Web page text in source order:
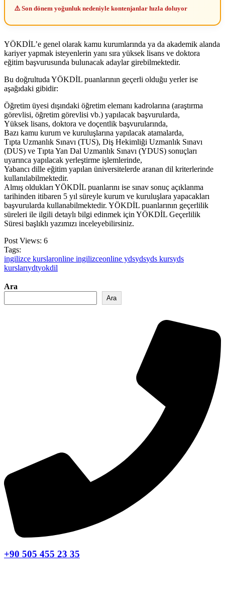
⚠️ Son dönem yoğunluk nedeniyle kontenjanlar hızla doluyor
YÖKDİL’e genel olarak kamu kurumlarında ya da akademik alanda
kariyer yapmak isteyenlerin yanı sıra yüksek lisans ve doktora
eğitim başvurusunda bulunacak adaylar girebilmektedir.
Bu doğrultuda YÖKDİL puanlarının geçerli olduğu yerler ise
aşağıdaki gibidir:
Öğretim üyesi dışındaki öğretim elemanı kadrolarına (araştırma
görevlisi, öğretim görevlisi vb.) yapılacak başvurularda,
Yüksek lisans, doktora ve doçentlik başvurularında,
Bazı kamu kurum ve kuruluşlarına yapılacak atamalarda,
Tıpta Uzmanlık Sınavı (TUS), Diş Hekimliği Uzmanlık Sınavı
(DUS) ve Tıpta Yan Dal Uzmanlık Sınavı (YDUS) sonuçları
uyarınca yapılacak yerleştirme işlemlerinde,
Yabancı dille eğitim yapılan üniversitelerde aranan dil kriterlerinde
kullanılabilmektedir.
Almış oldukları YÖKDİL puanlarını ise sınav sonuç açıklanma
tarihinden itibaren 5 yıl süreyle kurum ve kuruluşlara yapacakları
başvurularda kullanabilmektedir. YÖKDİL puanlarının geçerlilik
süreleri ile ilgili detaylı bilgi edinmek için YÖKDİL Geçerlilik
Süresi başlıklı yazımızı inceleyebilirsiniz.
Post Views: 6
Tags:
ingilizce kurslaronline ingilizceonline ydsydsyds kursyds
kurslarıydtyokdil
Ara
Ara
+90 505 455 23 35